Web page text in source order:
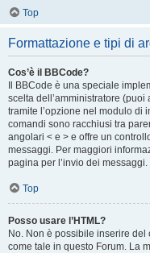
Top
Formattazione e tipi di
Cos’è il BBCode?
Il BBCode è una speciale
scelta dell’amministratore
tramite l’opzione nel modulo di
comandi sono racchiusi tra
angolari < e > e offre un
messaggi. Per maggiori
pagina per l’invio dei messaggi.
Top
Posso usare l’HTML?
No. Non è possibile inserire
come tale in questo Forum. La